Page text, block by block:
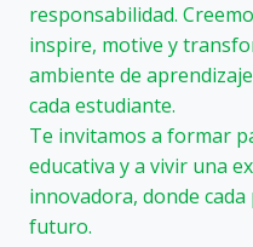
responsabilidad.
inspire, motive y
ambiente de
cada estudiante.
Te invitamos a formar
educativa y a vivir una
innovadora, donde cada
futuro.